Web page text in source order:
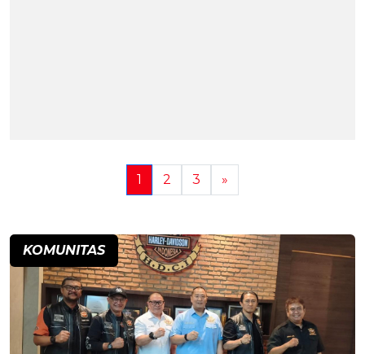
1 2 3 »
KOMUNITAS